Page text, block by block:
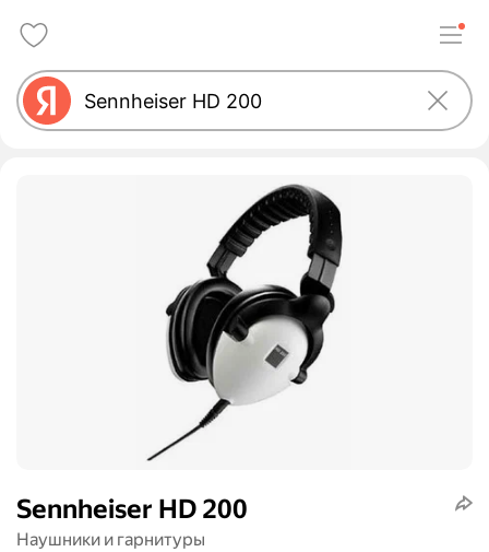
Sennheiser HD 200
Наушники и гарнитуры